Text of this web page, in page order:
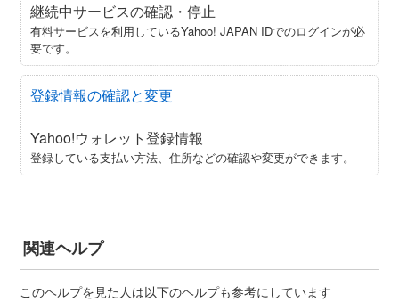
継続中サービスの確認・停止
有料サービスを利用しているYahoo! JAPAN IDでのログインが必
要です。
登録情報の確認と変更
Yahoo!ウォレット登録情報
登録している支払い方法、住所などの確認や変更ができます。
関連ヘルプ
このヘルプを見た人は以下のヘルプも参考にしています